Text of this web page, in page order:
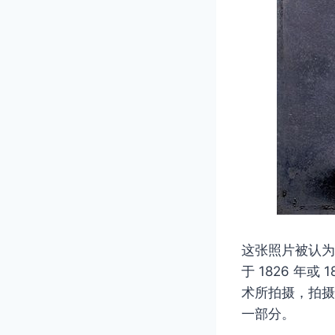
这张照片被认
于 1826 年或
术所拍摄，拍
一部分。